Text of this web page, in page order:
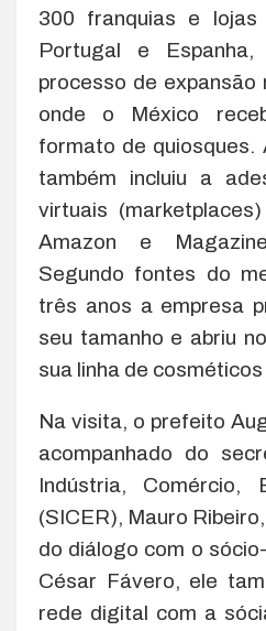
300 franquias e lojas
Portugal e
processo de expansão
onde o México
formato de quiosques.
também incluiu a
virtuais
Amazon e
Segundo fontes do
três anos a empresa
seu tamanho e abriu
sua linha de
Na visita, o prefeito
acompanhado do
Indústria, Comércio,
(SICER), Mauro
do diálogo com o
César Fávero, ele
rede digital com a